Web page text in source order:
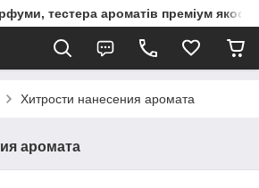
тестера ароматів преміум
Хитрости нанесения аромата
аромата